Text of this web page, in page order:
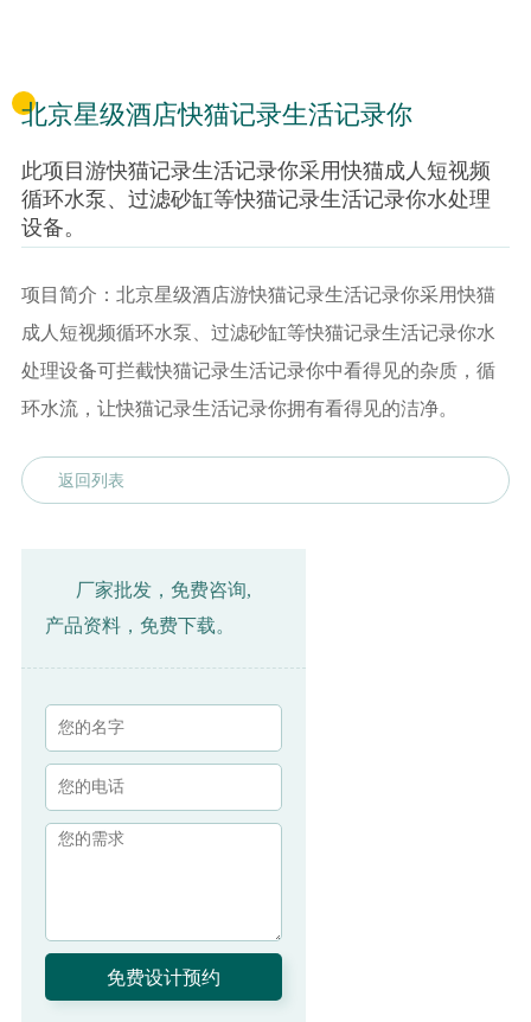
北京星级酒店快猫记录生活记录你
此项目游快猫记录生活记录你采用快猫成人短视频
循环水泵、过滤砂缸等快猫记录生活记录你水处理
设备。
项目简介：北京星级酒店游快猫记录生活记录你采用快猫
成人短视频循环水泵、过滤砂缸等快猫记录生活记录你水
处理设备可拦截快猫记录生活记录你中看得见的杂质，循
环水流，让快猫记录生活记录你拥有看得见的洁净。
返回列表
厂家批发，免费咨询,
产品资料，免费下载。